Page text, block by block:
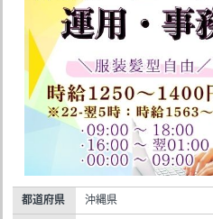
都道府県 沖縄県